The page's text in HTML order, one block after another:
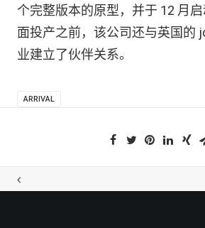
个完整版本的原型，并于 12 月
面投产之前，该公司还与英国的
业建立了伙伴关系。
ARRIVAL